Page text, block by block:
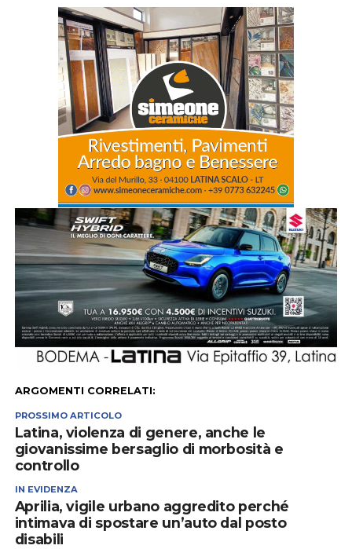
ARGOMENTI CORRELATI:
PROSSIMO ARTICOLO
Latina, violenza di genere, anche le
giovanissime bersaglio di morbosità e
controllo
IN EVIDENZA
Aprilia, vigile urbano aggredito perché
intimava di spostare un’auto dal posto
disabili